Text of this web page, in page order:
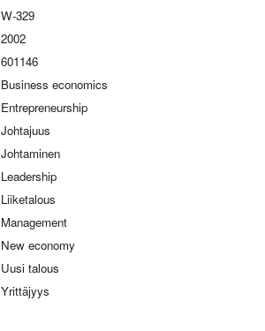
W-329
2002
601146
Business economics
Entrepreneurship
Johtajuus
Johtaminen
Leadership
Liiketalous
Management
New economy
Uusi talous
Yrittäjyys